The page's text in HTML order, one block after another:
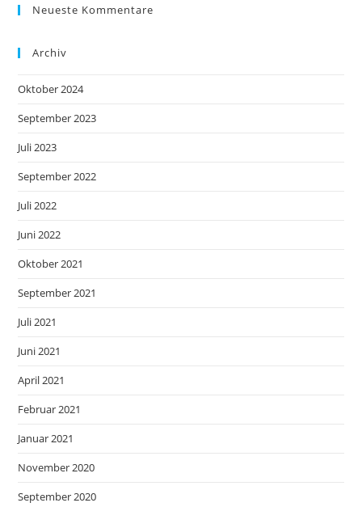
Neueste Kommentare
Archiv
Oktober 2024
September 2023
Juli 2023
September 2022
Juli 2022
Juni 2022
Oktober 2021
September 2021
Juli 2021
Juni 2021
April 2021
Februar 2021
Januar 2021
November 2020
September 2020